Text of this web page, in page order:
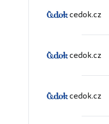
cedok.cz
cedok.cz
cedok.cz